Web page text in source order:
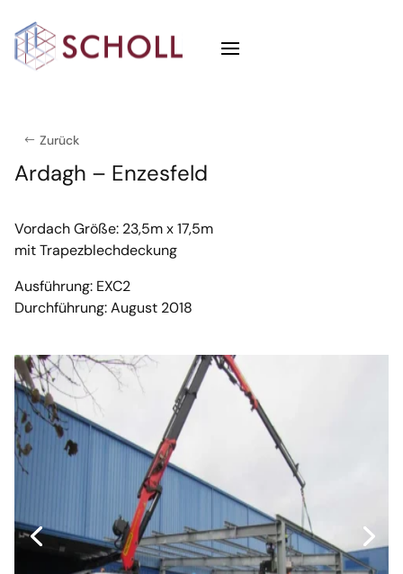
Zurück
Ardagh – Enzesfeld
Vordach Größe: 23,5m x 17,5m
mit Trapezblechdeckung
Ausführung: EXC2
Durchführung: August 2018